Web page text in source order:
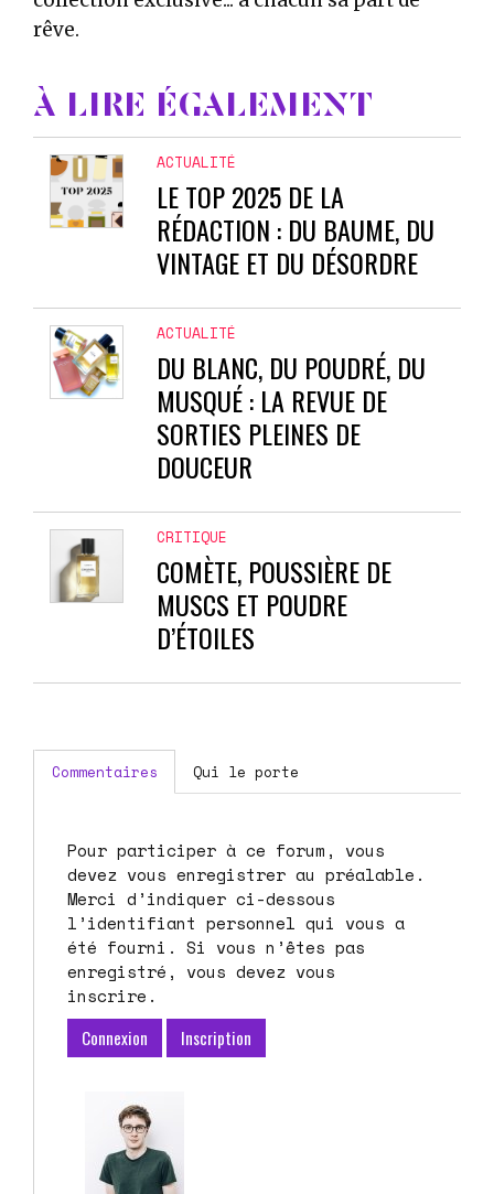
rêve.
À LIRE ÉGALEMENT
ACTUALITÉ
LE TOP 2025 DE LA
RÉDACTION : DU BAUME, DU
VINTAGE ET DU DÉSORDRE
ACTUALITÉ
DU BLANC, DU POUDRÉ, DU
MUSQUÉ : LA REVUE DE
SORTIES PLEINES DE
DOUCEUR
CRITIQUE
COMÈTE, POUSSIÈRE DE
MUSCS ET POUDRE
D’ÉTOILES
Commentaires Qui le porte
Pour participer à ce forum, vous
devez vous enregistrer au préalable.
Merci d’indiquer ci-dessous
l’identifiant personnel qui vous a
été fourni. Si vous n’êtes pas
enregistré, vous devez vous
inscrire.
Connexion
Inscription